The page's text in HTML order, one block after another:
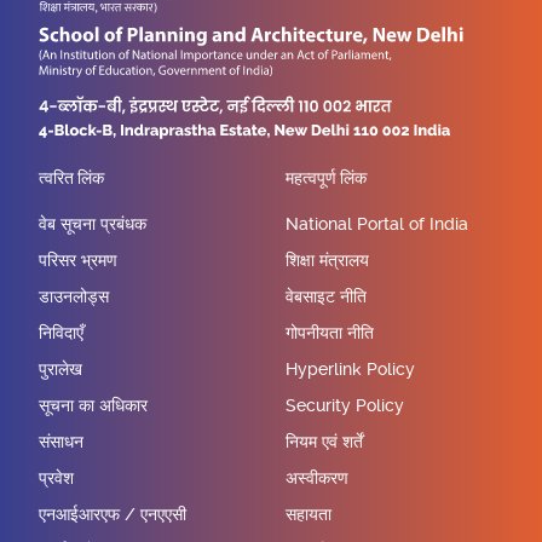
त्वरित लिंक
वेब सूचना प्रबंधक
परिसर भ्रमण
डाउनलोड्स
निविदाएँ
पुरालेख
सूचना का अधिकार
संसाधन
प्रवेश
एनआईआरएफ / एनएएसी
महत्वपूर्ण लिंक
National Portal of India
शिक्षा मंत्रालय
वेबसाइट नीति
गोपनीयता नीति
Hyperlink Policy
Security Policy
नियम एवं शर्तें
अस्वीकरण
सहायता